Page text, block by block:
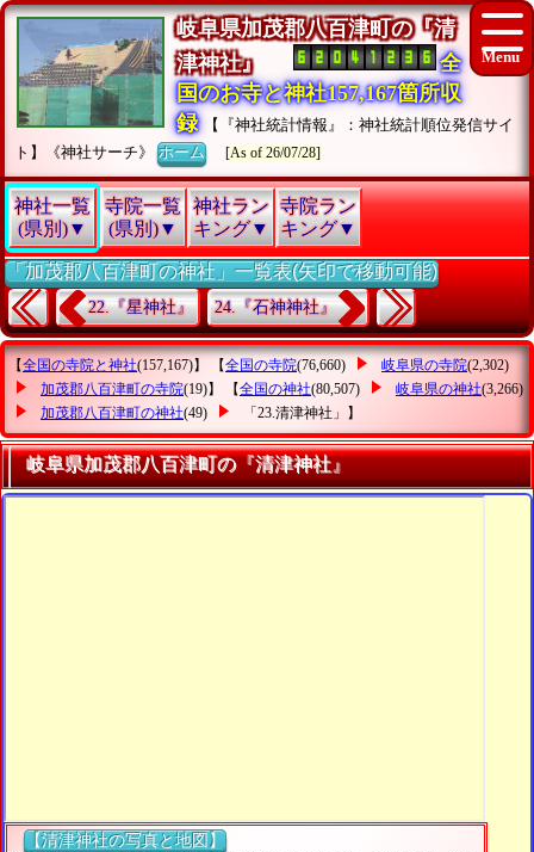
岐阜県加茂郡八百津町の『清
津神社』
全
国のお寺と神社157,167箇所収
録
【『神社統計情報』：神社統計順位発信サイ
ト】《神社サーチ》ホーム [As of 26/07/28]
神社一覧
(県別)▼
寺院一覧
(県別)▼
神社ラン
キング▼
寺院ラン
キング▼
「加茂郡八百津町の神社」一覧表(矢印で移動可能)
22.『星神社』 24.『石神神社』
【全国の寺院と神社(157,167)】 【全国の寺院(76,660) 岐阜県の寺院(2,302)
加茂郡八百津町の寺院(19)】 【全国の神社(80,507) 岐阜県の神社(3,266)
加茂郡八百津町の神社(49) 「23.清津神社」 】
岐阜県加茂郡八百津町の『清津神社』
【清津神社の写真と地図】